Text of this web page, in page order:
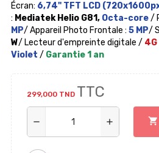
Écran: 6,74"TFT LCD
: Mediatek Helio G81, Octa-core/
MP/ Appareil Photo Frontale : 5 MP/
W/ Lecteur d'empreinte digitale / 4G
Violet / Garantie 1 an
299,000 TND TTC
remove add shopping_cart